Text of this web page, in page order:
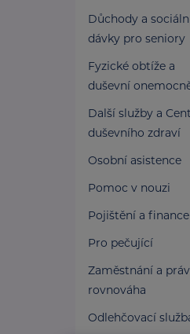
Důchody a
dávky pro seniory
Fyzické obtíže a
duševní
Další služby a
duševního zdraví
Osobní asistence
Pomoc v nouzi
Pojištění a finance
Pro pečující
Zaměstnání a
rovnováha
Odlehčovací